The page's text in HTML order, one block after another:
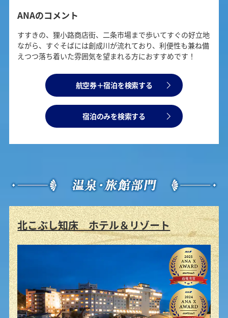
ANAのコメント
すすきの、狸小路商店街、二条市場まで歩いてすぐの好立地
ながら、すぐそばには創成川が流れており、利便性も兼ね備
えつつ落ち着いた雰囲気を望まれる方におすすめです！
航空券＋宿泊を検索する
宿泊のみを検索する
北こぶし知床 ホテル＆リゾート